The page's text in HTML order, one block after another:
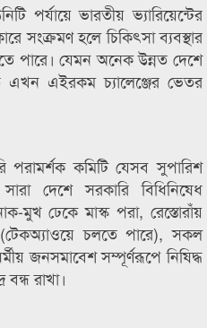
পর্যায়ে ভারতীয় ভ্যারিয়েন্টের
সংক্রমণ হলে চিকিৎসা ব্যবস্থার
পারে। যেমন অনেক উন্নত দেশে
এখন এইরকম চ্যালেঞ্জের ভেতর
পরামর্শক কমিটি যেসব সুপারিশ
দেশে সরকারি বিধিনিষেধ
মুখ ঢেকে মাস্ক পরা, রেস্তোরাঁয়
চলতে পারে), সকল
জনসমাবেশ সম্পূর্ণরূপে নিষিদ্ধ
রাখা।